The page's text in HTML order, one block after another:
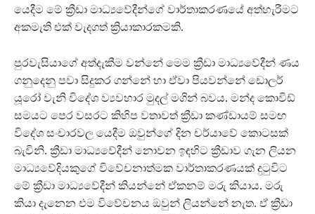
යෙදීම මේ ක්‍රීඩා මාධ්‍යවේදීන්ගේ වාර්තාකරණයේ අත්හැරීමට
අකමැති එක් වැදගත් ක්‍රියාකාරකමකි.
පුරවැසියාගේ අත්දැකීම වන්නේ මෙම ක්‍රීඩා මාධ්‍යවේදීන් ණය
ගනුදෙනු පවා සිදුකර ගන්නේ හා ඒවා පියවන්නේ ඩොලර්
යූරෝ වැනි විදේශ ව්‍යවහාර මුදල් මගින් බවය. මන්ද කොවිඩ්
සමයට පෙර වසරට කිහිප වතාවත් ක්‍රීඩා කණ්ඩායම් සමඟ
විදේශ සංචාරවල යෙදීම ඔවුන්ගේ දින චර්යාවේ කොටසක්
බැවිනි. ක්‍රීඩා මාධ්‍යවේදීන් නොවන ඉඳහිට ක්‍රීඩාව ගැන ලියන
මාධ්‍යවේදියකුගේ විවේචනාත්මක වාර්තාකරණයක් දුටුවිට
මේ ක්‍රීඩා මාධ්‍යවේදීන් කියන්නේ ඒකනම් මරු කියාය. මරු
කියා දැනෙන එම විවේචනය ඔවුන් ලියන්නේ නැත. ඒ ක්‍රීඩා